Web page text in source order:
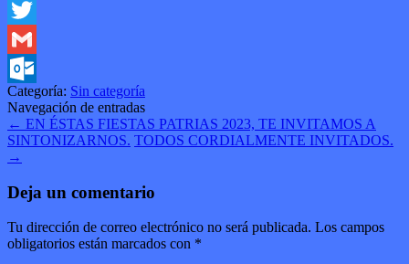
Messenger
Twitter
Gmail
Outlook.com
Categoría: Sin categoría
Navegación de entradas
← EN ÉSTAS FIESTAS PATRIAS 2023, TE INVITAMOS A
SINTONIZARNOS. TODOS CORDIALMENTE INVITADOS.
→
Deja un comentario
Tu dirección de correo electrónico no será publicada. Los campos
obligatorios están marcados con *